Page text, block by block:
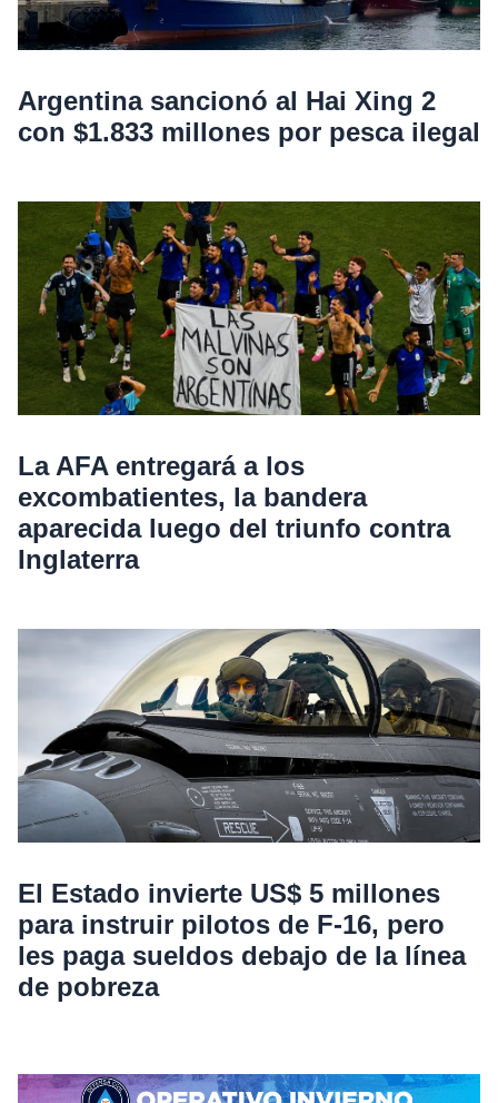
Argentina sancionó al Hai Xing 2
con $1.833 millones por pesca ilegal
La AFA entregará a los
excombatientes, la bandera
aparecida luego del triunfo contra
Inglaterra
El Estado invierte US$ 5 millones
para instruir pilotos de F-16, pero
les paga sueldos debajo de la línea
de pobreza